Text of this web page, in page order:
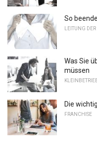
So
LEITUNG
Was Sie
müssen
Die
FRANCHISE